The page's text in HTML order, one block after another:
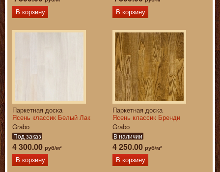
В корзину
В корзину
Паркетная доска
Ясень классик Белый Лак
Grabo
Под заказ
4 300.00 руб/м²
В корзину
Паркетная доска
Ясень классик Бренди
Grabo
В наличии
4 250.00 руб/м²
В корзину